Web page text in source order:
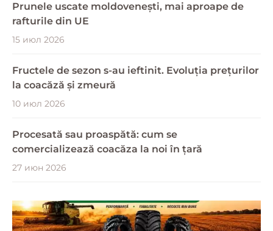
Prunele uscate moldovenești, mai aproape de
rafturile din UE
15 июл 2026
Fructele de sezon s-au ieftinit. Evoluția prețurilor
la coacăză și zmeură
10 июл 2026
Procesată sau proaspătă: cum se
comercializează coacăza la noi în țară
27 июн 2026